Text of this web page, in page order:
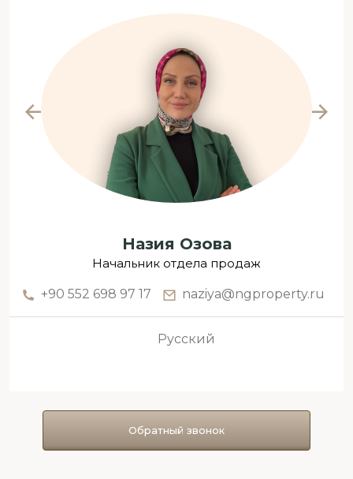
Назия Озова
Начальник отдела продаж
+90 552 698 97 17 naziya@ngproperty.ru
Русский
Обратный звонок